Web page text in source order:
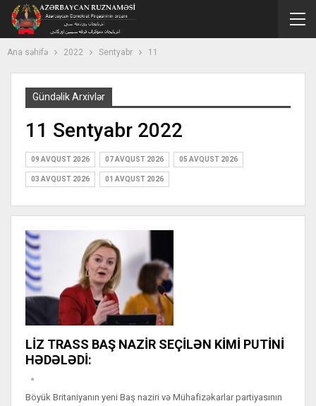
Ana səhifə 2022 Sentyabr 11
Gündəlik Arxivlər
11 Sentyabr 2022
09 AVQUST 2026 07 AVQUST 2026 05 AVQUST 2026
03 AVQUST 2026 01 AVQUST 2026
LİZ TRASS BAŞ NAZİR SEÇİLƏN KİMİ PUTİNİ
HƏDƏLƏDİ:
Böyük Britaniyanın yeni Baş naziri və Mühafizəkarlar partiyasının